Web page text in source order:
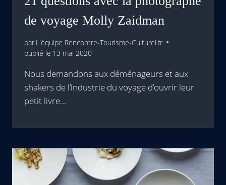
de voyage Molly Zaidman
par L'équipe Rencontre-Tourisme-Culturel.fr
publié le 13 mai 2020
Nous demandons aux déménageurs et aux
shakers de l’industrie du voyage d’ouvrir leur
petit livre…